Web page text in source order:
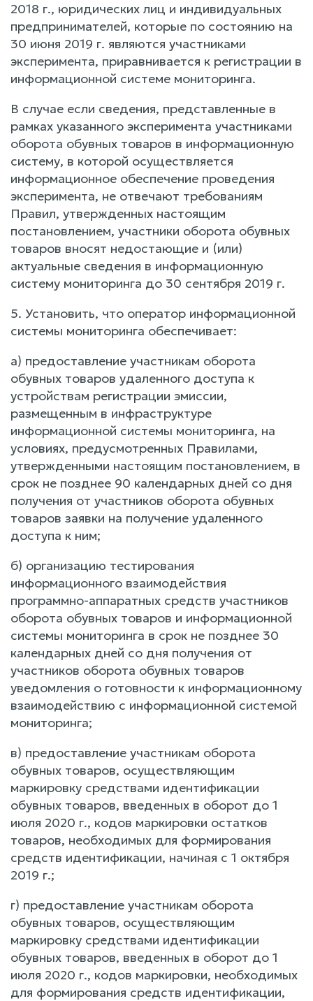
2018 г., юридических лиц и индивидуальных
предпринимателей, которые по состоянию на
30 июня 2019 г. являются участниками
эксперимента, приравнивается к регистрации в
информационной системе мониторинга.
В случае если сведения, представленные в
рамках указанного эксперимента участниками
оборота обувных товаров в информационную
систему, в которой осуществляется
информационное обеспечение проведения
эксперимента, не отвечают требованиям
Правил, утвержденных настоящим
постановлением, участники оборота обувных
товаров вносят недостающие и (или)
актуальные сведения в информационную
систему мониторинга до 30 сентября 2019 г.
5. Установить, что оператор информационной
системы мониторинга обеспечивает:
а) предоставление участникам оборота
обувных товаров удаленного доступа к
устройствам регистрации эмиссии,
размещенным в инфраструктуре
информационной системы мониторинга, на
условиях, предусмотренных Правилами,
утвержденными настоящим постановлением, в
срок не позднее 90 календарных дней со дня
получения от участников оборота обувных
товаров заявки на получение удаленного
доступа к ним;
б) организацию тестирования
информационного взаимодействия
программно-аппаратных средств участников
оборота обувных товаров и информационной
системы мониторинга в срок не позднее 30
календарных дней со дня получения от
участников оборота обувных товаров
уведомления о готовности к информационному
взаимодействию с информационной системой
мониторинга;
в) предоставление участникам оборота
обувных товаров, осуществляющим
маркировку средствами идентификации
обувных товаров, введенных в оборот до 1
июля 2020 г., кодов маркировки остатков
товаров, необходимых для формирования
средств идентификации, начиная с 1 октября
2019 г.;
г) предоставление участникам оборота
обувных товаров, осуществляющим
маркировку средствами идентификации
обувных товаров, введенных в оборот до 1
июля 2020 г., кодов маркировки, необходимых
для формирования средств идентификации,